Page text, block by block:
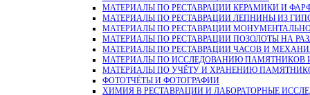
МАТЕРИАЛЫ ПО РЕСТАВРАЦИИ КЕРАМИКИ И
МАТЕРИАЛЫ ПО РЕСТАВРАЦИИ ЛЕПНИНЫ ИЗ ГИПСА
МАТЕРИАЛЫ ПО РЕСТАВРАЦИИ
МАТЕРИАЛЫ ПО РЕСТАВРАЦИИ ПОЗОЛОТЫ НА
МАТЕРИАЛЫ ПО РЕСТАВРАЦИИ ЧАСОВ И
МАТЕРИАЛЫ ПО ИССЛЕДОВАНИЮ ПАМЯТНИКОВ
МАТЕРИАЛЫ ПО УЧЁТУ И ХРАНЕНИЮ
ФОТОТЧЁТЫ И ФОТОГРАФИИ
ХИМИЯ В РЕСТАВРАЦИИ И ЛАБОРАТОРНЫЕ